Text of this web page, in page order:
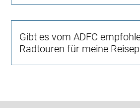
Gibt es vom ADFC
Radtouren für meine